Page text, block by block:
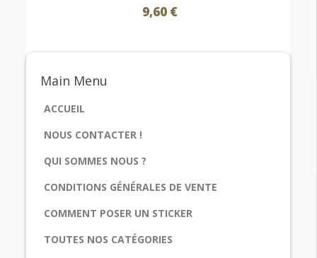
9,60 €
Main Menu
ACCUEIL
NOUS CONTACTER !
QUI SOMMES NOUS ?
CONDITIONS GÉNÉRALES DE VENTE
COMMENT POSER UN STICKER
TOUTES NOS CATÉGORIES